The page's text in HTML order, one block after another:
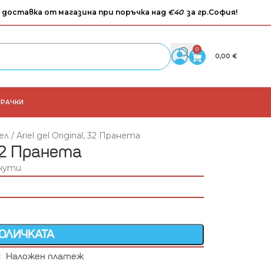
доставка от магазина при поръчка над €40за гр.София!
0
0,00 €
/ Ariel gel Original, 32 Пранета
Пранета
Наложен платеж